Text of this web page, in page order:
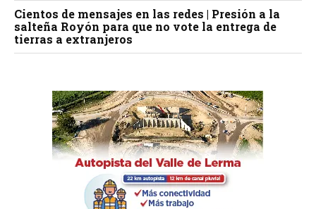
Cientos de mensajes en las redes | Presión a la
salteña Royón para que no vote la entrega de
tierras a extranjeros